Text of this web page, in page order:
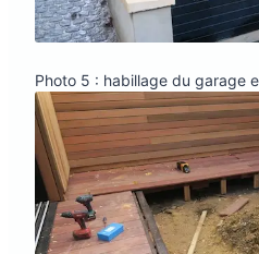
Photo 5 : habillage du garage